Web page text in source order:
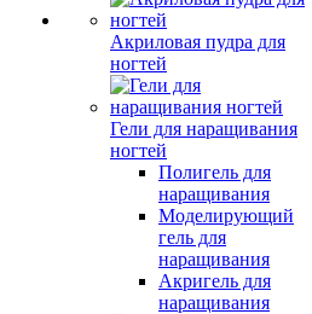
Акриловая пудра для
ногтей
Гели для наращивания
ногтей
Полигель для
наращивания
Моделирующий
гель для
наращивания
Акригель для
наращивания